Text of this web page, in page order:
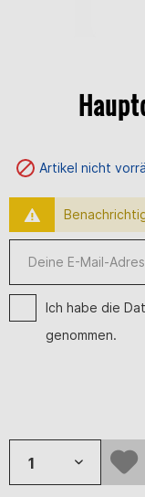
Artikel nicht
Ich habe die
genommen.